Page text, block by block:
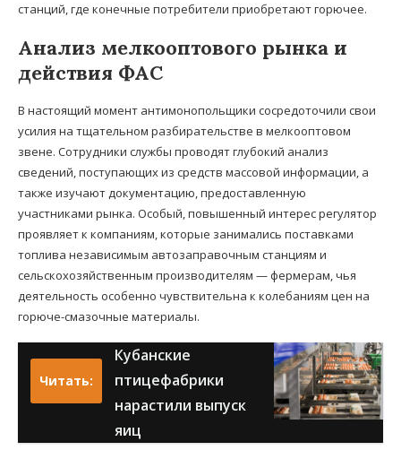
станций, где конечные потребители приобретают горючее.
Анализ мелкооптового рынка и
действия ФАС
В настоящий момент антимонопольщики сосредоточили свои
усилия на тщательном разбирательстве в мелкооптовом
звене. Сотрудники службы проводят глубокий анализ
сведений, поступающих из средств массовой информации, а
также изучают документацию, предоставленную
участниками рынка. Особый, повышенный интерес регулятор
проявляет к компаниям, которые занимались поставками
топлива независимым автозаправочным станциям и
сельскохозяйственным производителям — фермерам, чья
деятельность особенно чувствительна к колебаниям цен на
горюче-смазочные материалы.
Читать:
Кубанские
птицефабрики
нарастили выпуск
яиц